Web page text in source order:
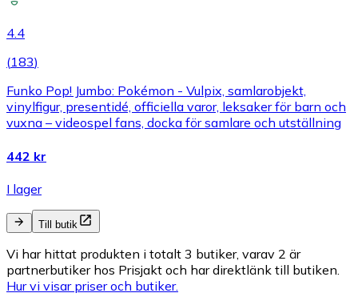
4.4
(183)
Funko Pop! Jumbo: Pokémon - Vulpix, samlarobjekt,
vinylfigur, presentidé, officiella varor, leksaker för barn och
vuxna – videospel fans, docka för samlare och utställning
442 kr
I lager
Till butik
Vi har hittat produkten i totalt 3 butiker, varav 2 är
partnerbutiker hos Prisjakt och har direktlänk till butiken.
Hur vi visar priser och butiker.